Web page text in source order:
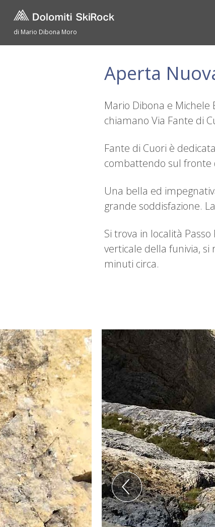
di Mario Dibona Moro
Aperta
Mario Dibona e
chiamano Via Fante di
Fante di Cuori è
combattendo sul fronte
Una bella ed
grande soddisfazione.
Si trova in località
verticale della funivia, si
minuti circa.